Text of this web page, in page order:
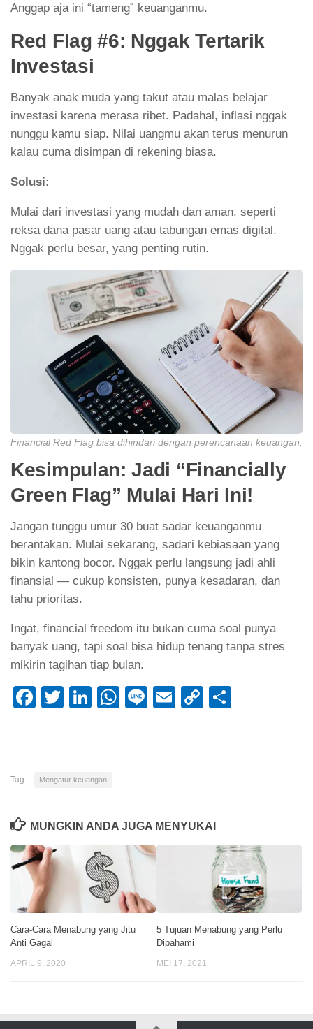
Anggap aja ini “tameng” keuanganmu.
Red Flag #6: Nggak Tertarik
Investasi
Banyak anak muda yang takut atau malas belajar
investasi karena merasa ribet. Padahal, inflasi nggak
nunggu kamu siap. Nilai uangmu akan terus menurun
kalau cuma disimpan di rekening biasa.
Solusi:
Mulai dari investasi yang mudah dan aman, seperti
reksa dana pasar uang atau tabungan emas digital.
Nggak perlu besar, yang penting rutin.
Financial Red Flag bisa dihindari dengan perencanaan keuangan.
Kesimpulan: Jadi “Financially
Green Flag” Mulai Hari Ini!
Jangan tunggu umur 30 buat sadar keuanganmu
berantakan. Mulai sekarang, sadari kebiasaan yang
bikin kantong bocor. Nggak perlu langsung jadi ahli
finansial — cukup konsisten, punya kesadaran, dan
tahu prioritas.
Ingat, financial freedom itu bukan cuma soal punya
banyak uang, tapi soal bisa hidup tenang tanpa stres
mikirin tagihan tiap bulan.
Facebook
TwitterLinkedIn
WhatsApp
LineEmailCopy
Tag: Mengatur keuangan
MUNGKIN ANDA JUGA MENYUKAI
Cara-Cara Menabung yang Jitu
Anti Gagal
APRIL 9, 2020
5 Tujuan Menabung yang Perlu
Dipahami
MEI 17, 2021